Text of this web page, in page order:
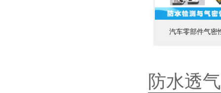
汽车零部件气密
防水透